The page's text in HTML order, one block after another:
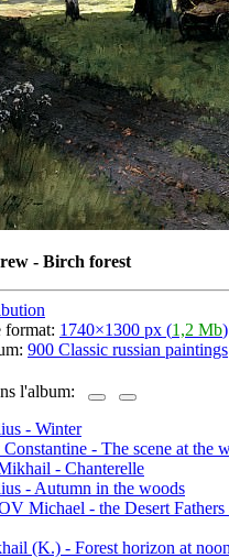
- Birch forest
format: 1740×1300 px (1,2 Mb)
900 Classic russian paintings
l'album: